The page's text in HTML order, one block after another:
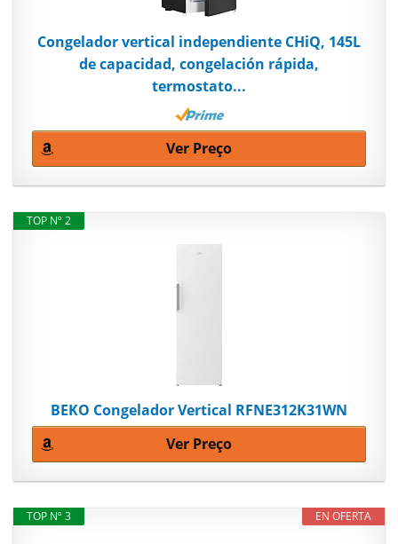
Congelador vertical independiente CHiQ, 145L
de capacidad, congelación rápida,
termostato...
Ver Preço
TOP Nº 2
BEKO Congelador Vertical RFNE312K31WN
Ver Preço
EN OFERTA
TOP Nº 3